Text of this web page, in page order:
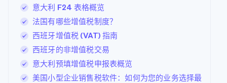
意大利 F24 表格概览
法国有哪些增值税制度？
西班牙增值税 (VAT) 指南
西班牙的非增值税交易
意大利预填增值税申报表概览
美国小型企业销售税软件：如何为您的业务选择最